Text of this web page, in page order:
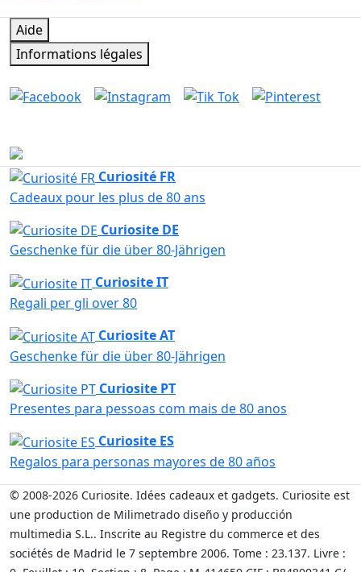
Aide
Informations légales
Curiosité FR
Cadeaux pour les plus de 80 ans
Curiosite DE
Geschenke für die über 80-Jährigen
Curiosite IT
Regali per gli over 80
Curiosite AT
Geschenke für die über 80-Jährigen
Curiosite PT
Presentes para pessoas com mais de 80 anos
Curiosite ES
Regalos para personas mayores de 80 años
© 2008-2026 Curiosite. Idées cadeaux et gadgets. Curiosite est
une production de Milimetrado diseño y producción
multimedia S.L.. Inscrite au Registre du commerce et des
sociétés de Madrid le 7 septembre 2006. Tome : 23.137. Livre :